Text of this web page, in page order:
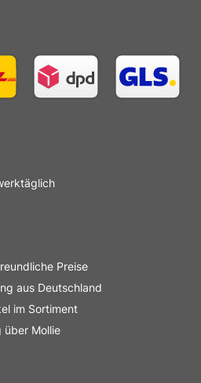
Preise
aus Deutschland
im Sortiment
über Mollie